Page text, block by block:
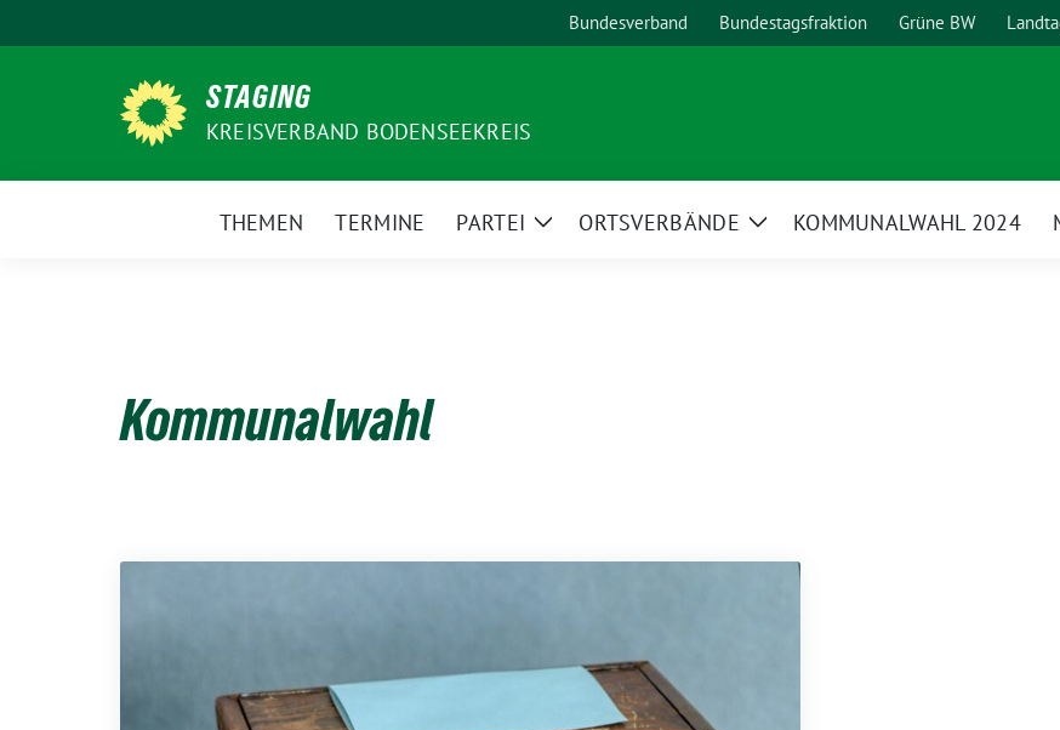
zum
Bundesverband Bundestagsfraktion Grüne BW
STAGING
KREISVERBAND BODENSEEKREIS
THEMEN TERMINE PARTEI
ZeigeORTSVERBÄNDE
ZeigeKOMMUNALWAHL 2024
Kommunalwahl